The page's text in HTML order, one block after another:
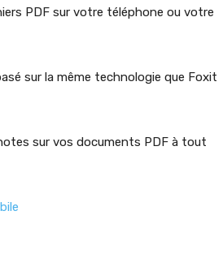
PDF sur votre téléphone ou votre
sur la même technologie que Foxit
sur vos documents PDF à tout